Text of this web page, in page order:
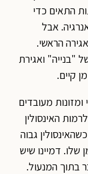
התאים כדי
אבל
הראשי.
"בנייה" ואגירת
קיים.
מעובדים
האינסולין
גבוה
דמיינו שיש
המנעול.